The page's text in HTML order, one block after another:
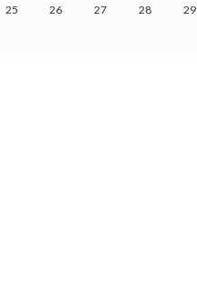
25 26 27 28 29